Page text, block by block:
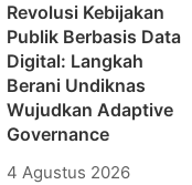
Revolusi Kebijakan
Publik Berbasis Data
Digital: Langkah
Berani Undiknas
Wujudkan Adaptive
Governance
4 Agustus 2026